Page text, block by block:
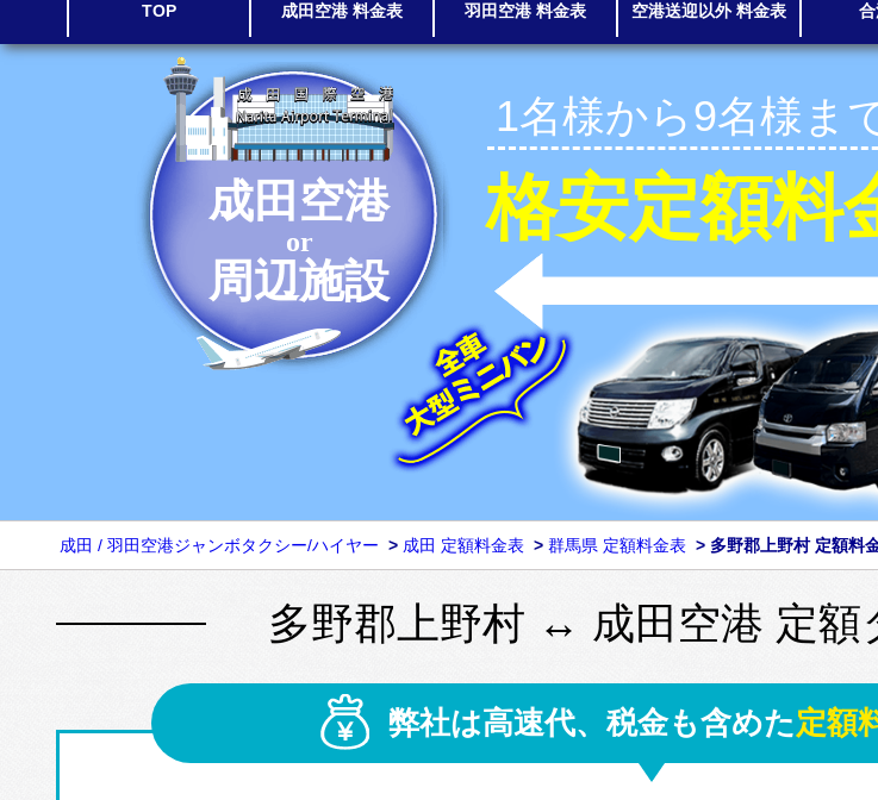
TOP 成田空港 料金表 羽田空港 料金表 空港送迎以外 料金表
成田空港
or
周辺施設
1名様から9名様ま
格安定額料
成田 / 羽田空港ジャンボタクシー/ハイヤー > 成田 定額料金表 > 群馬県 定額料金表 > 多野郡上野村 定額料
多野郡上野村 ↔ 成田空港 定額
弊社は高速代、税金も含めた定額